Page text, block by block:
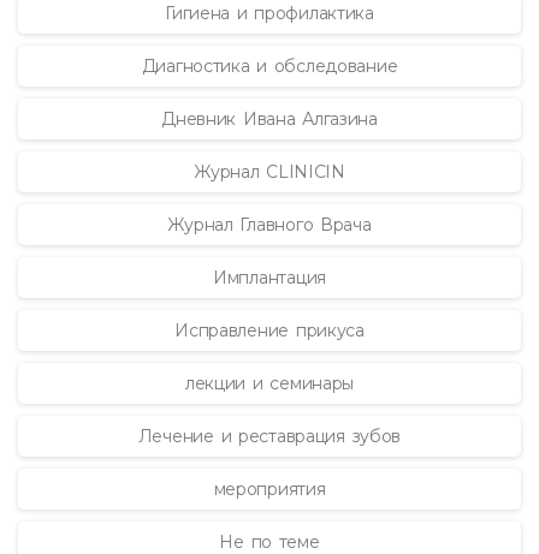
Гигиена и профилактика
Диагностика и обследование
Дневник Ивана Алгазина
Журнал CLINICIN
Журнал Главного Врача
Имплантация
Исправление прикуса
лекции и семинары
Лечение и реставрация зубов
мероприятия
Не по теме